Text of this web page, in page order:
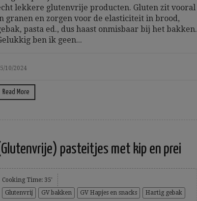
lekkere glutenvrije producten. Gluten zit vooral
granen en zorgen voor de elasticiteit in brood,
pasta ed., dus haast onmisbaar bij het bakken.
ben ik geen...
10/2024
Read More
pasteitjes met kip en prei
Cooking Time: 35'
Glutenvrij
GV bakken GV Hapjes en snacks Hartig gebak